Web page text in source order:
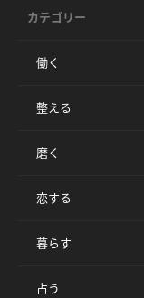
カテゴリー
働く
整える
磨く
恋する
暮らす
占う